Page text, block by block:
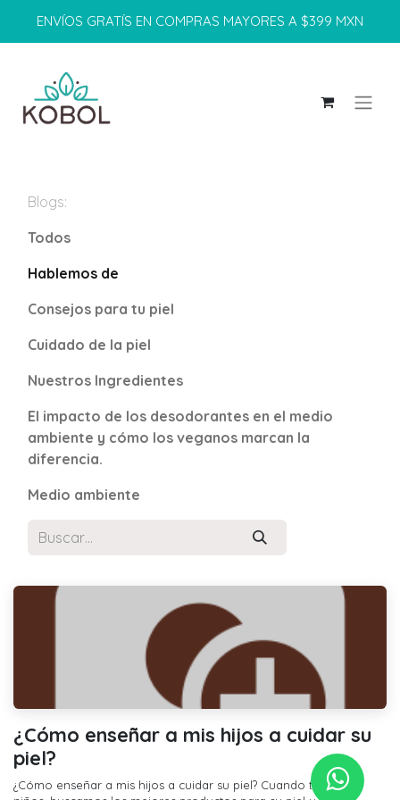
ENVÍOS GRATÍS EN COMPRAS MAYORES A $399 MXN
Blogs:
Todos
Hablemos de
Consejos para tu piel
Cuidado de la piel
Nuestros Ingredientes
El impacto de los desodorantes en el medio
ambiente y cómo los veganos marcan la
diferencia.
Medio ambiente
¿Cómo enseñar a mis hijos a cuidar su
piel?
¿Cómo enseñar a mis hijos a cuidar su piel? Cuando tenemos